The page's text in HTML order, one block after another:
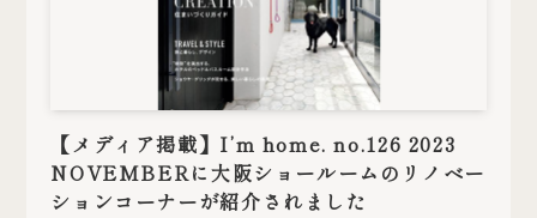
【メディア掲載】I’m home. no.126 2023
NOVEMBERに大阪ショールームのリノベー
ションコーナーが紹介されました